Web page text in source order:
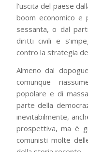
l’uscita del paese
boom economico e
sessanta, o dal
diritti civili e
contro la strategia
Almeno dal
comunque
popolare e di
parte della
inevitabilmente,
prospettiva, ma è
comunisti molte